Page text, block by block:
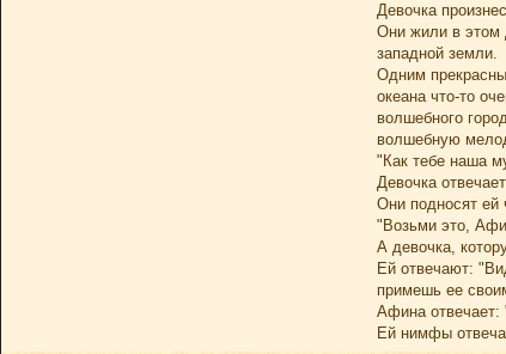
Девочка
Они жили в этом
западной земли.
Одним
океана что-то
волшебного
волшебную
"Как тебе наша
Девочка
Они подносят ей
"Возьми это,
А девочка,
Ей отвечают:
примешь ее
Афина отвечает:
Ей нимфы